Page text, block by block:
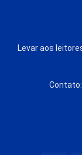
Levar aos
Contato: